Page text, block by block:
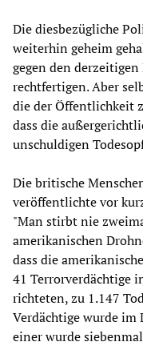
Die diesbezügliche
weiterhin geheim
gegen den derzeitigen
rechtfertigen. Aber
die der Öffentlichkeit
dass die
unschuldigen
Die britische
veröffentlichte vor
"Man stirbt nie
amerikanischen
dass die
41 Terrorverdächtige
richteten, zu 1.147
Verdächtige wurde
einer wurde